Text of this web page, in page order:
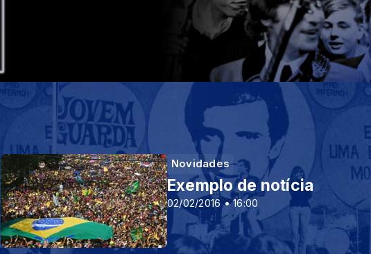
Superlua em quase 70 anos Especialistas dão dicas
BUSCAR Cientistas brasileiros descobrem dois
Novidades
02/02/2016 • 16:00
Exemplo de notícia